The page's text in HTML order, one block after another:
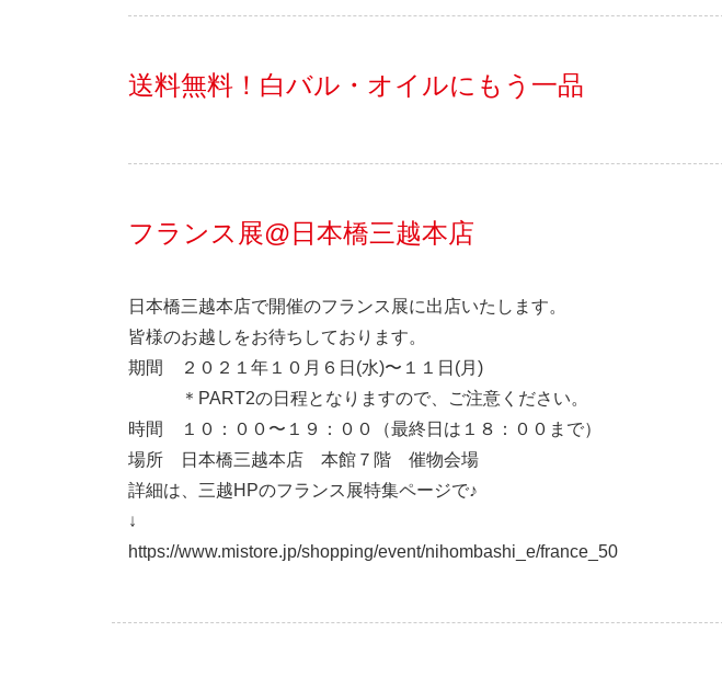
送料無料！白バル・オイルにもう一品
フランス展@日本橋三越本店
日本橋三越本店で開催のフランス展に出店いたします。
皆様のお越しをお待ちしております。
期間 ２０２１年１０月６日(水)〜１１日(月)
＊PART2の日程となりますので、ご注意ください。
時間 １０：００〜１９：００（最終日は１８：００まで）
場所 日本橋三越本店 本館７階 催物会場
詳細は、三越HPのフランス展特集ページで♪
↓
https://www.mistore.jp/shopping/event/nihombashi_e/france_50